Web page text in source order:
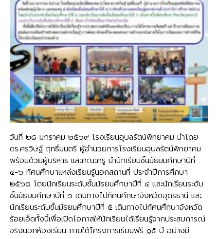
วันที่ ๒๘ มกราคม ๒๕๖๙ โรงเรียนอุบลรัตน์พิทยาคม นำโดย
ดร.ศรวิษฐ์ ฤทธิ์มนตรี ผู้อำนวยการโรงเรียนอุบลรัตน์พิทยาคม
พร้อมด้วยผู้บริหาร และคณะครู นำนักเรียนชั้นมัธยมศึกษาปีที่
๔-๖ ทัศนศึกษาแหล่งเรียนรู้นอกสถานที่ ประจำปีการศึกษา
๒๕๖๘ โดยนักเรียนระดับชั้นมัธยมศึกษาปีที่ ๔ และนักเรียนระดับ
ชั้นมัธยมศึกษาปีที่ ๖ เดินทางไปทัศนศึกษาจังหวัดอุดรธานี และ
นักเรียนระดับชั้นมัธยมศึกษาปีที่ ๕ เดินทางไปทัศนศึกษาจังหวัด
ร้อยเอ็ดทั้งนี้เพื่อเปิดโอกาสให้นักเรียนได้เรียนรู้จากประสบการณ์
จริงนอกห้องเรียน ภายใต้โครงการเรียนฟรี ๑๕ ปี อย่างมี